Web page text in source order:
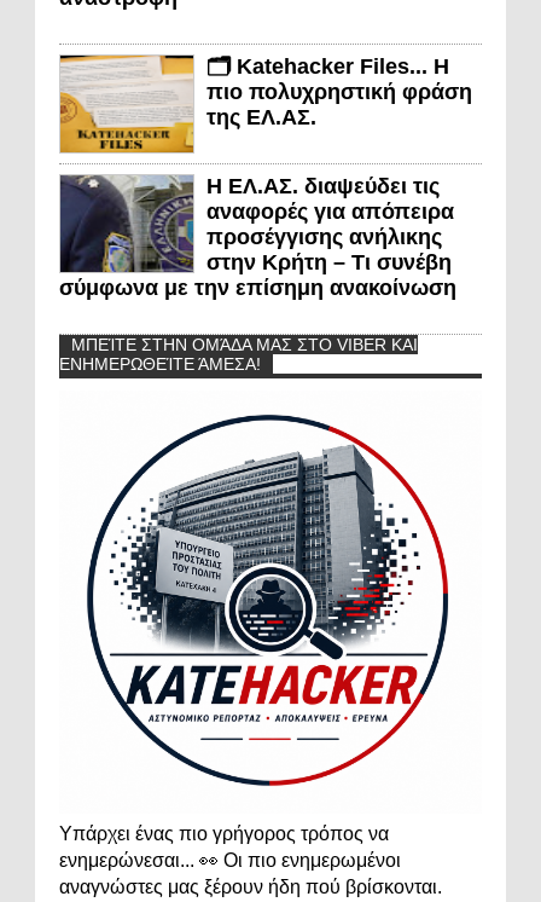
🗂️ Katehacker Files... Η
πιο πολυχρηστική φράση
της ΕΛ.ΑΣ.
Η ΕΛ.ΑΣ. διαψεύδει τις
αναφορές για απόπειρα
προσέγγισης ανήλικης
στην Κρήτη – Τι συνέβη
σύμφωνα με την επίσημη ανακοίνωση
ΜΠΕΊΤΕ ΣΤΗΝ ΟΜΆΔΑ ΜΑΣ ΣΤΟ VIBER ΚΑΙ
ΕΝΗΜΕΡΩΘΕΊΤΕ ΆΜΕΣΑ!
Υπάρχει ένας πιο γρήγορος τρόπος να
ενημερώνεσαι... 👀 Οι πιο ενημερωμένοι
αναγνώστες μας ξέρουν ήδη πού βρίσκονται.